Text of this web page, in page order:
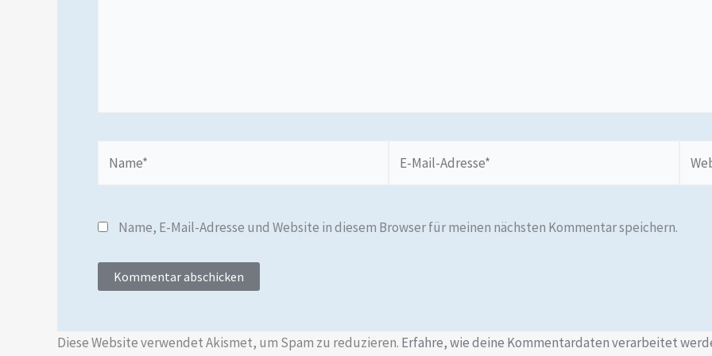
Mail-
Name, E-Mail-Adresse und Website in diesem Browser für meinen nächsten Kommentar speichern.
Diese Website verwendet Akismet, um Spam zu reduzieren. Erfahre, wie deine Kommentardaten verarbeitet